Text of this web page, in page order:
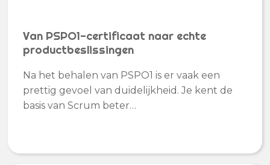
Van PSPO1-certificaat naar echte
productbeslissingen
Na het behalen van PSPO1 is er vaak een
prettig gevoel van duidelijkheid. Je kent de
basis van Scrum beter…